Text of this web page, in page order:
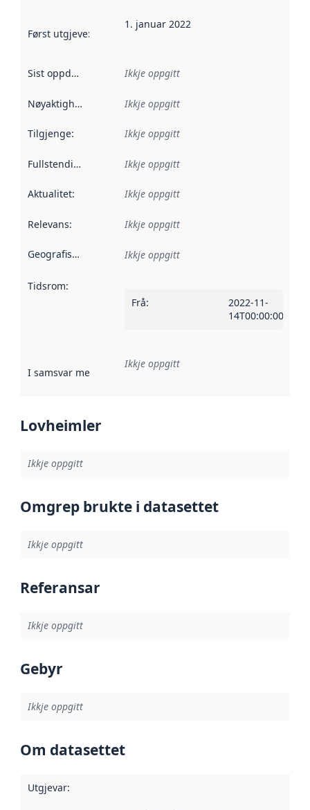
Først utgjeve: Denne datoen seier når dataa i dette
1. januar 2022
Sist oppdatert Ikkje oppgitt
Nøyaktigheit Ikkje oppgitt
Tilgjenge: Ikkje oppgitt
Fullstendigheit Ikkje oppgitt
Aktualitet: Ikkje oppgitt
Relevans: Ikkje oppgitt
Geografisk område Ikkje oppgitt
Tidsrom:
Frå:
2022-11-
14T00:00:00Z
I samsvar med Referanse til ei implementeringsregel eller
Ikkje oppgitt
Lovheimler
Ikkje oppgitt
Omgrep brukte i datasettet
Ikkje oppgitt
Referansar
Ikkje oppgitt
Gebyr
Ikkje oppgitt
Om datasettet
Utgjevar: